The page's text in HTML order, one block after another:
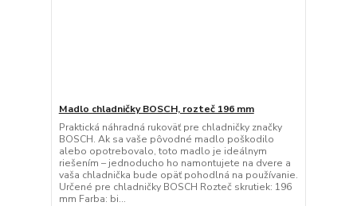
Madlo chladničky BOSCH, rozteč 196 mm
Praktická náhradná rukoväť pre chladničky značky
BOSCH. Ak sa vaše pôvodné madlo poškodilo
alebo opotrebovalo, toto madlo je ideálnym
riešením – jednoducho ho namontujete na dvere a
vaša chladnička bude opäť pohodlná na používanie.
Určené pre chladničky BOSCH Rozteč skrutiek: 196
mm Farba: bi...